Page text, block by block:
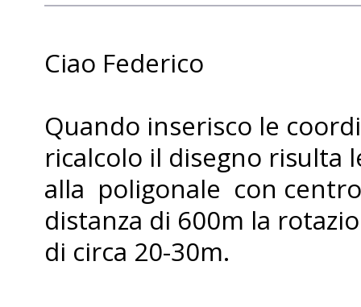
Ciao Federico
Quando inserisco le
ricalcolo il disegno
alla poligonale con
distanza di 600m la
di circa 20-30m.